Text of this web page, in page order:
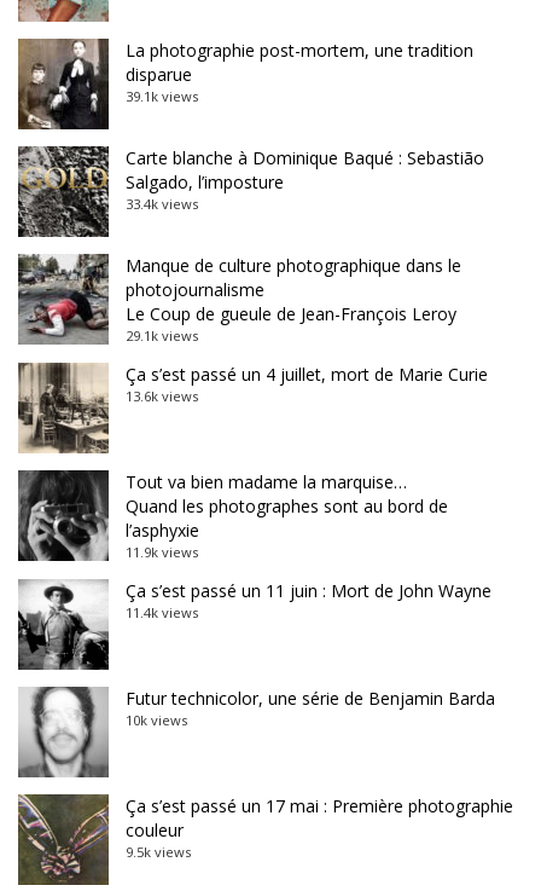
La photographie post-mortem, une tradition
disparue
39.1k views
Carte blanche à Dominique Baqué : Sebastião
Salgado, l’imposture
33.4k views
Manque de culture photographique dans le
photojournalisme
Le Coup de gueule de Jean-François Leroy
29.1k views
Ça s’est passé un 4 juillet, mort de Marie Curie
13.6k views
Tout va bien madame la marquise…
Quand les photographes sont au bord de
l’asphyxie
11.9k views
Ça s’est passé un 11 juin : Mort de John Wayne
11.4k views
Futur technicolor, une série de Benjamin Barda
10k views
Ça s’est passé un 17 mai : Première photographie
couleur
9.5k views